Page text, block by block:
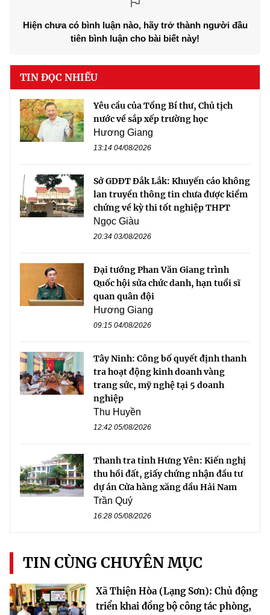
Hiện chưa có bình luận nào, hãy trở thành người đầu
tiên bình luận cho bài biết này!
TIN ĐỌC NHIỀU
Yêu cầu của Tổng Bí thư, Chủ tịch
nước về sắp xếp trường học
Hương Giang
13:14 04/08/2026
Sở GDĐT Đắk Lắk: Khuyến cáo không
lan truyền thông tin chưa được kiểm
chứng về kỳ thi tốt nghiệp THPT
Ngọc Giàu
20:34 03/08/2026
Đại tướng Phan Văn Giang trình
Quốc hội sửa chức danh, hạn tuổi sĩ
quan quân đội
Hương Giang
09:15 04/08/2026
Tây Ninh: Công bố quyết định thanh
tra hoạt động kinh doanh vàng
trang sức, mỹ nghệ tại 5 doanh
nghiệp
Thu Huyền
12:42 05/08/2026
Thanh tra tỉnh Hưng Yên: Kiến nghị
thu hồi đất, giấy chứng nhận đầu tư
dự án Cửa hàng xăng dầu Hải Nam
Trần Quý
16:28 05/08/2026
TIN CÙNG CHUYÊN MỤC
Xã Thiện Hòa (Lạng Sơn): Chủ động
triển khai đồng bộ công tác phòng,